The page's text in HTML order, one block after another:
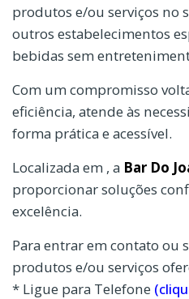
produtos e/ou serviços no
outros estabelecimentos
bebidas sem
Com um compromisso
eficiência, atende às
forma prática e acessível.
Localizada em , a Bar Do
proporcionar soluções
excelência.
Para entrar em contato ou
produtos e/ou serviços
* Ligue para Telefone